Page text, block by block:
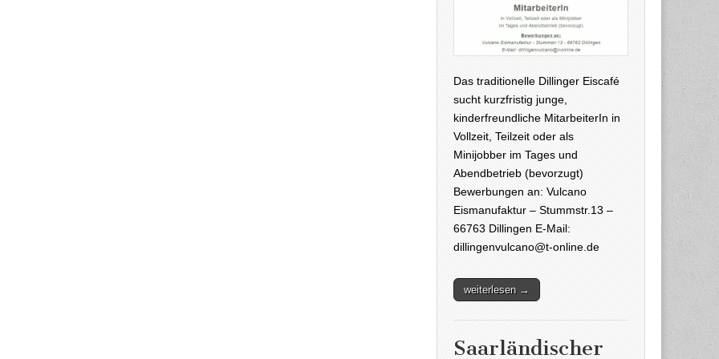
Das traditionelle Dillinger Eiscafé
sucht kurzfristig junge,
kinderfreundliche MitarbeiterIn in
Vollzeit, Teilzeit oder als
Minijobber im Tages und
Abendbetrieb (bevorzugt)
Bewerbungen an: Vulcano
Eismanufaktur – Stummstr.13 –
66763 Dillingen E-Mail:
dillingenvulcano@t-online.de
weiterlesen →
Saarländischer